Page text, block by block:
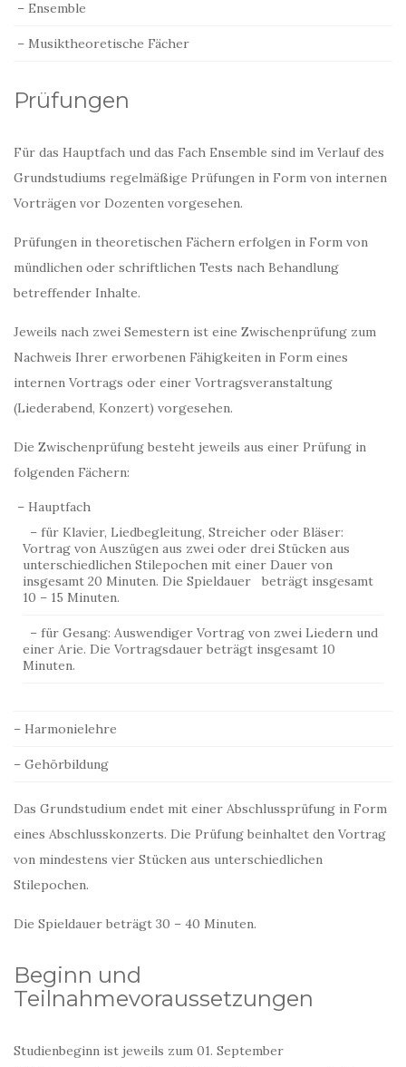
– Ensemble
– Musiktheoretische Fächer
Prüfungen
Für das Hauptfach und das Fach Ensemble sind im Verlauf des
Grundstudiums regelmäßige Prüfungen in Form von internen
Vorträgen vor Dozenten vorgesehen.
Prüfungen in theoretischen Fächern erfolgen in Form von
mündlichen oder schriftlichen Tests nach Behandlung
betreffender Inhalte.
Jeweils nach zwei Semestern ist eine Zwischenprüfung zum
Nachweis Ihrer erworbenen Fähigkeiten in Form eines
internen Vortrags oder einer Vortragsveranstaltung
(Liederabend, Konzert) vorgesehen.
Die Zwischenprüfung besteht jeweils aus einer Prüfung in
folgenden Fächern:
– Hauptfach
– für Klavier, Liedbegleitung, Streicher oder Bläser:
Vortrag von Auszügen aus zwei oder drei Stücken aus
unterschiedlichen Stilepochen mit einer Dauer von
insgesamt 20 Minuten. Die Spieldauer beträgt insgesamt
10 – 15 Minuten.
– für Gesang: Auswendiger Vortrag von zwei Liedern und
einer Arie. Die Vortragsdauer beträgt insgesamt 10
Minuten.
– Harmonielehre
– Gehörbildung
Das Grundstudium endet mit einer Abschlussprüfung in Form
eines Abschlusskonzerts. Die Prüfung beinhaltet den Vortrag
von mindestens vier Stücken aus unterschiedlichen
Stilepochen.
Die Spieldauer beträgt 30 – 40 Minuten.
Beginn und
Teilnahmevoraussetzungen
Studienbeginn ist jeweils zum 01. September